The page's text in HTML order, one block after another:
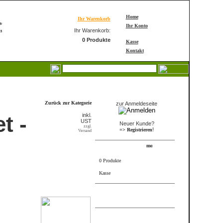
Ihr Warenkorb
Ihr Warenkorb:
0 Produkte
Home
Ihr Konto
Kasse
Kontakt
Zurück zur Kategorie
-
inkl.
UST
zzgl.
Versand
zur Anmeldeseite
Neuer Kunde?
=> Registrieren!
0 Produkte
Kasse